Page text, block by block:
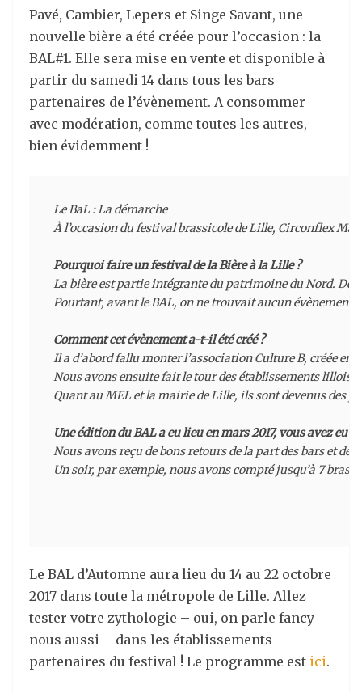
Pavé, Cambier, Lepers et Singe Savant, une
nouvelle bière a été créée pour l’occasion : la
BAL#1. Elle sera mise en vente et disponible à
partir du samedi 14 dans tous les bars
partenaires de l’évènement. A consommer
avec modération, comme toutes les autres,
bien évidemment !
Le BaL : La démarche
À l’occasion du festival brassicole de Lille, Circonflex
Pourquoi faire un festival de la Bière à la Lille ?
La bière est partie intégrante du patrimoine du Nord.
Pourtant, avant le BAL, on ne trouvait aucun évènement
Comment cet évènement a-t-il été créé ?
Il a d’abord fallu monter l’association Culture B, créée en
Nous avons ensuite fait le tour des établissements lillois
Quant au MEL et la mairie de Lille, ils sont devenus des
Une édition du BAL a eu lieu en mars 2017, vous avez eu
Nous avons reçu de bons retours de la part des bars et
Un soir, par exemple, nous avons compté jusqu’à 7
Le BAL d’Automne aura lieu du 14 au 22 octobre
2017 dans toute la métropole de Lille. Allez
tester votre zythologie – oui, on parle fancy
nous aussi – dans les établissements
partenaires du festival ! Le programme est ici.